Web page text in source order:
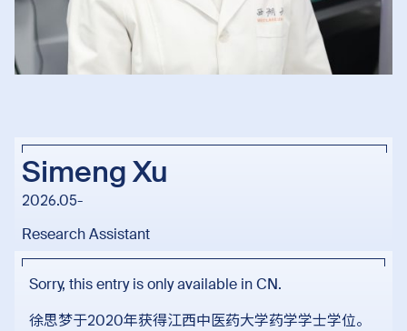
Simeng Xu
2026.05-
Research Assistant
Sorry, this entry is only available inCN.
徐思梦于2020年获得江西中医药大学药学学士学位。